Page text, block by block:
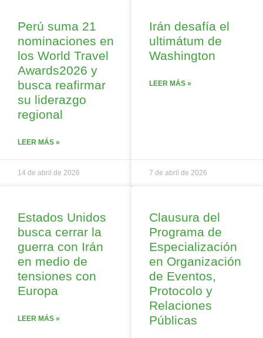
Perú suma 21
nominaciones en
los World Travel
Awards2026 y
busca reafirmar
su liderazgo
regional
LEER MÁS »
14 de abril de 2026
Irán desafía el
ultimátum de
Washington
LEER MÁS »
7 de abril de 2026
Estados Unidos
busca cerrar la
guerra con Irán
en medio de
tensiones con
Europa
LEER MÁS »
Clausura del
Programa de
Especialización
en Organización
de Eventos,
Protocolo y
Relaciones
Públicas